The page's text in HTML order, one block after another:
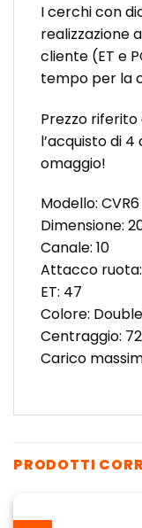
I cerchi con
realizzazione
cliente (ET e
tempo per la
Prezzo
l’acquisto di
omaggio!
Modello: CVR6
Dimensione:
Canale: 10
Attacco ruota:
ET: 47
Colore:
Centraggio:
Carico
PRODOTTI